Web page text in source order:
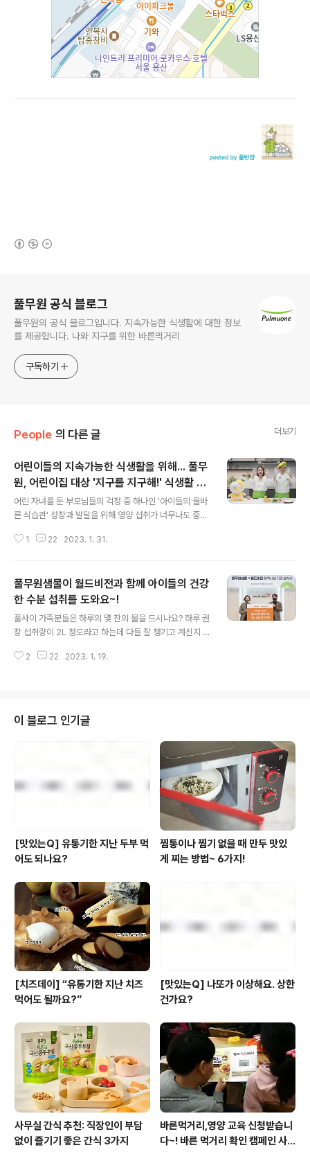
풀무원 공식 블로그
풀무원의 공식 블로그입니다. 지속가능한 식생활에 대한 정보
를 제공합니다. 나와 지구를 위한 바른먹거리
구독하기
People 의 다른 글 더보기
어린이들의 지속가능한 식생활을 위해... 풀무
원, 어린이집 대상 '지구를 지구해!' 식생활 교
육 진행!!
어린 자녀를 둔 부모님들의 걱정 중 하나인 '아이들의 올바
른 식습관' 성장과 발달을 위해 영양 섭취가 너무나도 중요
요. 그래서 풀무원은 2010년부터 '어린이 바른먹거리 교
올바른 식생활을 위해 노력해 왔는데요. 지난해부터 시범
운영을 시작한 새로운 바른먹거리 교육을 올해 본격적으로
진행하기로 했어요. 바로 '지구를 지키고 구해줘야 해!' 일
명 '지구를 지구해' 인데요. ‘지구를 지구해!’는 풀무원의 지
속가능식품 브랜드 ‘지구식단’과 연계해 풀무원푸드머스가
지난해 하반기부터 전국 어린이집을 대상으로 시작한 바른
1 22 2023. 1. 31.
풀무원샘물이 월드비전과 함께 아이들의 건강
한 수분 섭취를 도와요~!
풀사이 가족분들은 하루의 몇 잔의 물을 드시나요? 하루 권
장 섭취량이 2L 정도라고 하는데 다들 잘 챙기고 계신지 모
약계층에게는 물을 챙기기도 쉽지 않다고 하네요. 취약계
무원샘물은 이번 협약을 통해 월드비전에 매월 500ml 20
입 ‘풀무원샘물’을 100팩씩, 연간 총 2만 4천 병을 전달하
고 후원품은 월드비전 협력시설(보육원) 10곳에서 활용될
예정이에요. 사실 풀무원샘물은 이미 전문 기관과의 장기
적인 파트너십을 통해 소외된 이웃들의 건강한 수분 섭취
에 앞장서왔고요. 대표적으로 풀무..
2 22 2023. 1. 19.
이 블로그 인기글
[맛있는Q] 유통기한 지난 두부 먹
어도 되나요?
찜통이나 찜기 없을 때 만두 맛있
게 찌는 방법~ 6가지!
[치즈데이] “유통기한 지난 치즈
먹어도 될까요?”
[맛있는Q] 나또가 이상해요. 상한
건가요?
사무실 간식 추천: 직장인이 부담
없이 즐기기 좋은 간식 3가지
바른먹거리,영양 교육 신청받습니
다~! 바른 먹거리 확인 캠페인 사